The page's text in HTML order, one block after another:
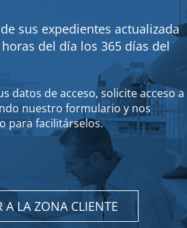
sus expedientes actualizada
del día los 365 días del
datos de acceso, solicite acceso a
nuestro formulario y nos
para facilitárselos.
A LA ZONA CLIENTE